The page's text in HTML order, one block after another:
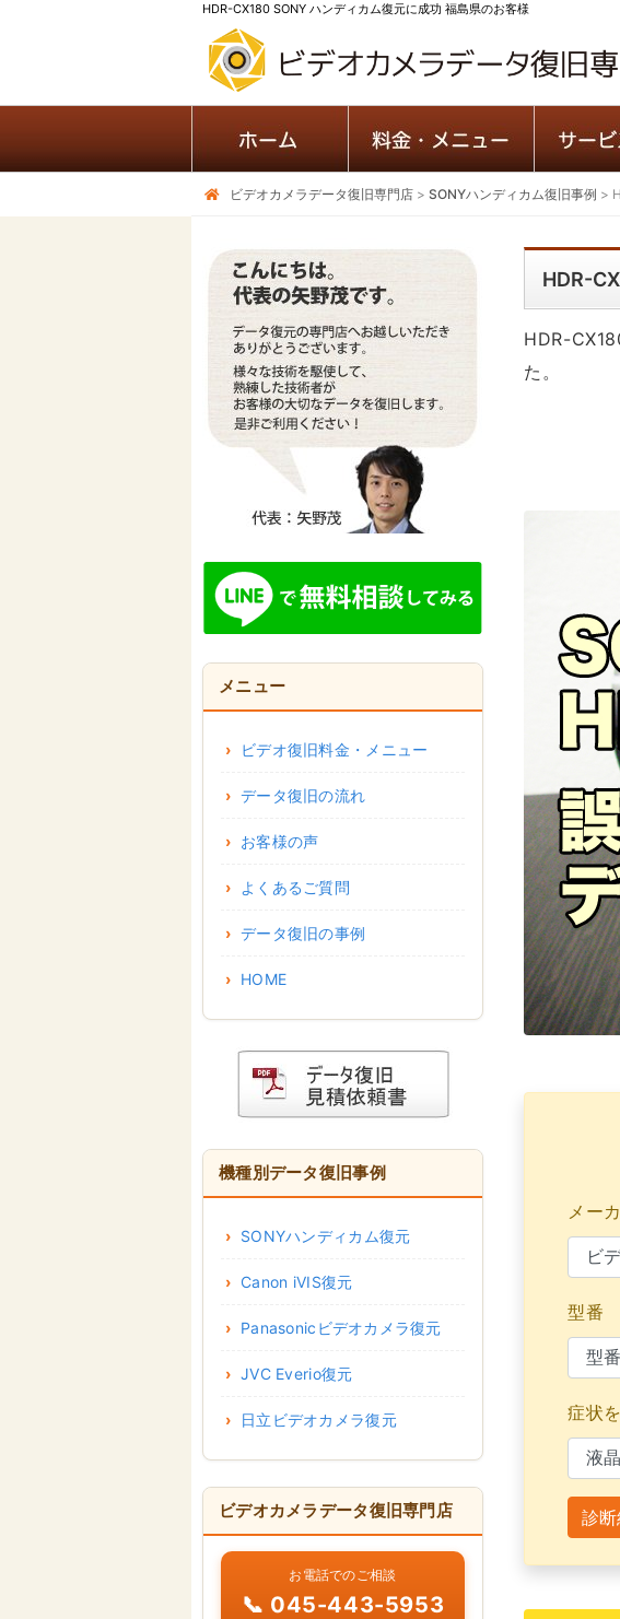
HDR-CX180 SONY ハンディカム復元に成功 福島県のお客様
ビデオカメラデータ復旧専門店 > SONYハンディカム復旧事例 >
HDR-
HDR-
た。
メー
型番
症状
診
メニュー
ビデオ復旧料金・メニュー
データ復旧の流れ
お客様の声
よくあるご質問
データ復旧の事例
HOME
機種別データ復旧事例
SONYハンディカム復元
Canon iVIS復元
Panasonicビデオカメラ復元
JVC Everio復元
日立ビデオカメラ復元
ビデオカメラデータ復旧専門店
お電話でのご相談
📞 045-443-5953